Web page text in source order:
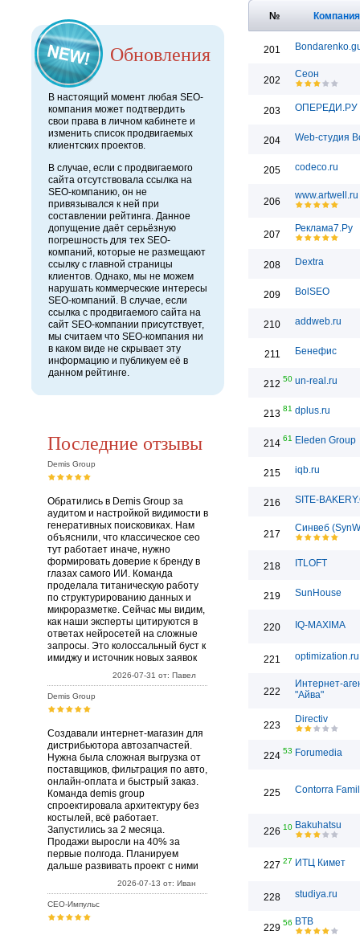
Обновления
В настоящий момент любая SEO-
компания может подтвердить
свои права в личном кабинете и
изменить список продвигаемых
клиентских проектов.
В случае, если с продвигаемого
сайта отсутствовала ссылка на
SEO-компанию, он не
привязывался к ней при
составлении рейтинга. Данное
допущение даёт серьёзную
погрешность для тех SEO-
компаний, которые не размещают
ссылку с главной страницы
клиентов. Однако, мы не можем
нарушать коммерческие интересы
SEO-компаний. В случае, если
ссылка с продвигаемого сайта на
сайт SEO-компании присутствует,
мы считаем что SEO-компания ни
в каком виде не скрывает эту
информацию и публикуем её в
данном рейтинге.
Последние отзывы
Demis Group
Обратились в Demis Group за
аудитом и настройкой видимости в
генеративных поисковиках. Нам
объяснили, что классическое сео
тут работает иначе, нужно
формировать доверие к бренду в
глазах самого ИИ. Команда
проделала титаническую работу
по структурированию данных и
микроразметке. Сейчас мы видим,
как наши эксперты цитируются в
ответах нейросетей на сложные
запросы. Это колоссальный буст к
имиджу и источник новых заявок
2026-07-31 от: Павел
Demis Group
Создавали интернет-магазин для
дистрибьютора автозапчастей.
Нужна была сложная выгрузка от
поставщиков, фильтрация по авто,
онлайн-оплата и быстрый заказ.
Команда demis group
спроектировала архитектуру без
костылей, всё работает.
Запустились за 2 месяца.
Продажи выросли на 40% за
первые полгода. Планируем
дальше развивать проект с ними
2026-07-13 от: Иван
СЕО-Импульс
№
201
202
Сеон
203 ОПЕРЕДИ.РУ
204 Web-студия
205 codeco.ru
206
www.artwell.ru
207
Реклама7.Ру
208 Dextra
209 BolSEO
210 addweb.ru
211 Бенефис
212 50 un-real.ru
213 81 dplus.ru
214 61 Eleden Group
215 iqb.ru
216 SITE-
217
Синвеб
218 ITLOFT
219 SunHouse
220 IQ-MAXIMA
221 optimization.ru
222
Интернет-
"Айва"
223
Directiv
224 53 Forumedia
225 Contorra
226 10 Bakuhatsu
227 27 ИТЦ Кимет
228 studiya.ru
229 56 BTB